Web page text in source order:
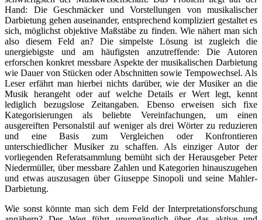
Hand: Die Geschmäcker und Vorstellungen von musikalischer
Darbietung gehen auseinander, entsprechend kompliziert gestaltet es
sich, möglichst objektive Maßstäbe zu finden. Wie nähert man sich
also diesem Feld an? Die simpelste Lösung ist zugleich die
unergiebigste und am häufigsten anzutreffende: Die Autoren
erforschen konkret messbare Aspekte der musikalischen Darbietung
wie Dauer von Stücken oder Abschnitten sowie Tempowechsel. Als
Leser erfährt man hierbei nichts darüber, wie der Musiker an die
Musik herangeht oder auf welche Details er Wert legt, kennt
lediglich bezugslose Zeitangaben. Ebenso erweisen sich fixe
Kategorisierungen als beliebte Vereinfachungen, um einen
ausgereiften Personalstil auf weniger als drei Wörter zu reduzieren
und eine Basis zum Vergleichen oder Konfrontieren
unterschiedlicher Musiker zu schaffen. Als einziger Autor der
vorliegenden Referatsammlung bemüht sich der Herausgeber Peter
Niedermüller, über messbare Zahlen und Kategorien hinauszugehen
und etwas auszusagen über Giuseppe Sinopoli und seine Mahler-
Darbietung.
Wie sonst könnte man sich dem Feld der Interpretationsforschung